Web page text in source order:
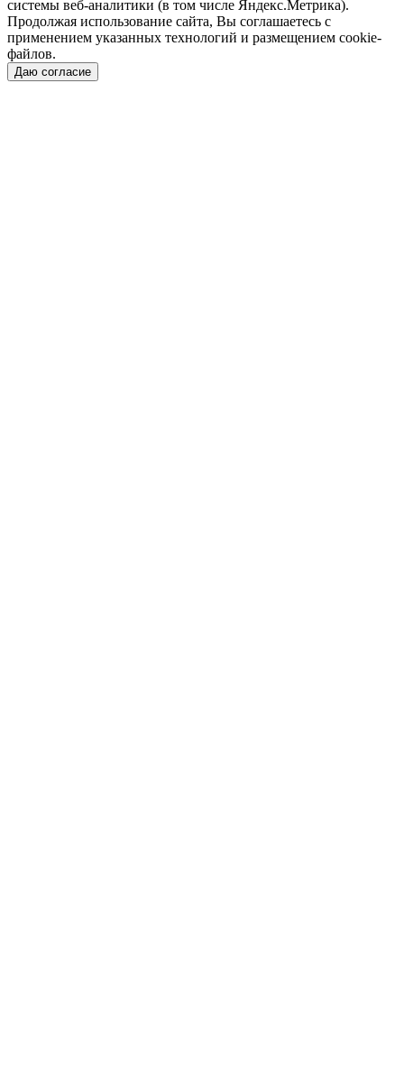
системы веб-аналитики (в том числе Яндекс.Метрика).
Продолжая использование сайта, Вы соглашаетесь с
применением указанных технологий и размещением cookie-
файлов.
Даю согласие